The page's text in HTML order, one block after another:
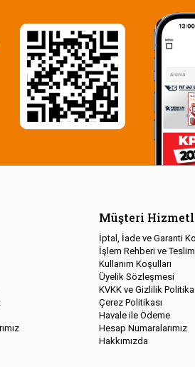
Müşteri
İptal, İade ve Garanti
İşlem Rehberi ve
Kullanım Koşulları
Üyelik Sözleşmesi
KVKK ve Gizlilik
Çerez Politikası
Havale ile Ödeme
Hesap Numaralarımız
Hakkımızda